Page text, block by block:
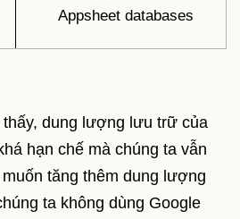
Appsheet databases
dung lượng lưu trữ của
hạn chế mà chúng ta vẫn
tăng thêm dung lượng
ta không dùng Google